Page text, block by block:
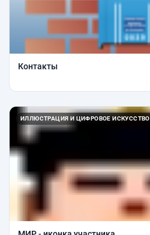
Контакты
ИЛЛЮСТРАЦИЯ И ЦИФРОВОЕ ИСКУССТВО